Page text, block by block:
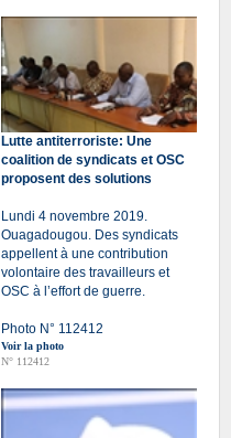
Lutte antiterroriste: Une
coalition de syndicats et OSC
proposent des solutions
Lundi 4 novembre 2019.
Ouagadougou. Des syndicats
appellent à une contribution
volontaire des travailleurs et
OSC à l’effort de guerre.
Photo N° 112412
Voir la photo
N° 112412